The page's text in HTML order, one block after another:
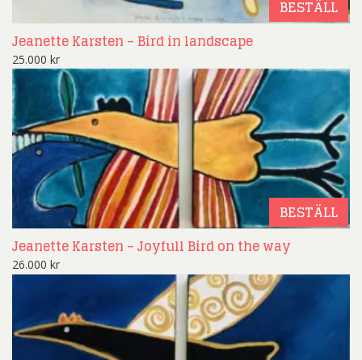
BESTÄLL
Jeanette Karsten – Bird in landscape
25.000 kr
BESTÄLL
Jeanette Karsten – Joyfull Bird on the way
26.000 kr